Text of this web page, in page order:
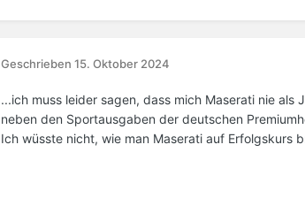
Geschrieben 15. Oktober 2024
...ich muss leider sagen, dass mich Maserati nie
neben den Sportausgaben der deutschen
Ich wüsste nicht, wie man Maserati auf Erfolgskurs